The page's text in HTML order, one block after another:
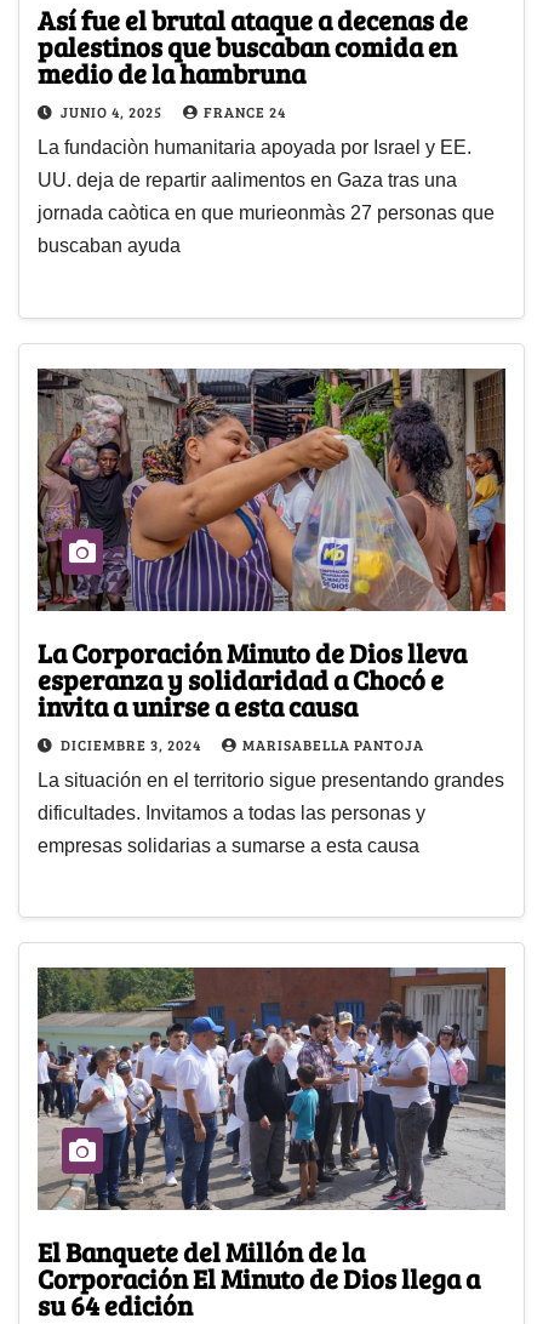
Así fue el brutal ataque a decenas de
palestinos que buscaban comida en
medio de la hambruna
JUNIO 4, 2025 FRANCE 24
La fundaciòn humanitaria apoyada por Israel y EE.
UU. deja de repartir aalimentos en Gaza tras una
jornada caòtica en que murieonmàs 27 personas que
buscaban ayuda
La Corporación Minuto de Dios lleva
esperanza y solidaridad a Chocó e
invita a unirse a esta causa
DICIEMBRE 3, 2024 MARISABELLA PANTOJA
La situación en el territorio sigue presentando grandes
dificultades. Invitamos a todas las personas y
empresas solidarias a sumarse a esta causa
El Banquete del Millón de la
Corporación El Minuto de Dios llega a
su 64 edición